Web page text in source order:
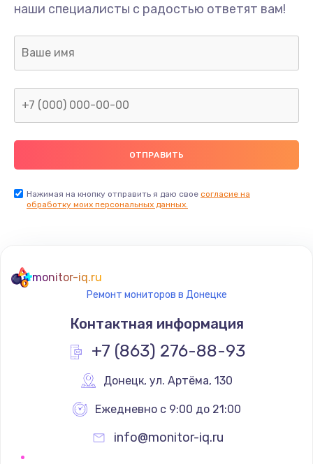
наши специалисты с радостью ответят вам!
Нажимая на кнопку отправить я даю свое согласие на
обработку моих персональных данных.
monitor-iq.ru
Ремонт мониторов в Донецке
Контактная информация
+7 (863) 276-88-93
Донецк, ул. Артёма, 130
Ежедневно с 9:00 до 21:00
info@monitor-iq.ru